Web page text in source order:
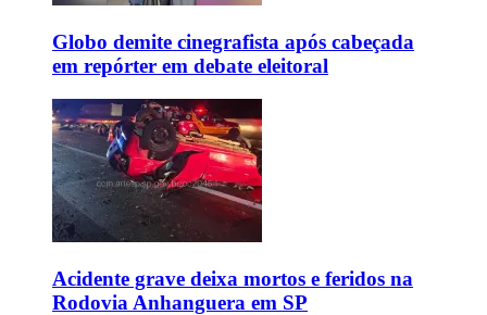
Globo demite cinegrafista após cabeçada
em repórter em debate eleitoral
Acidente grave deixa mortos e feridos na
Rodovia Anhanguera em SP